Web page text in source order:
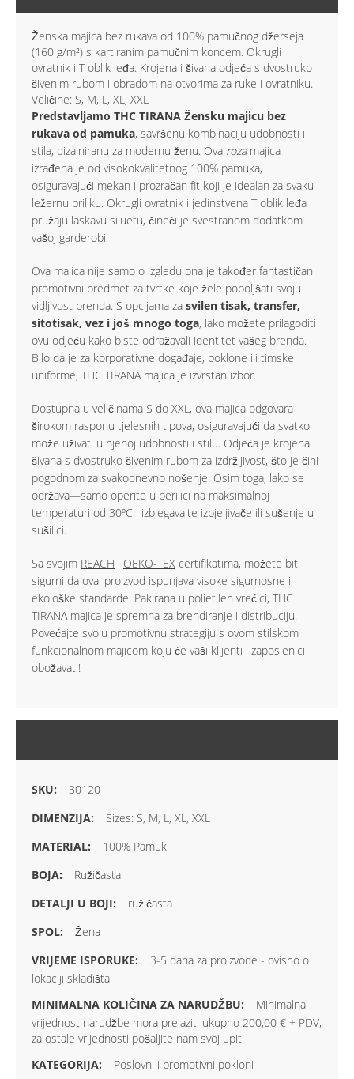
Ženska majica bez rukava od 100% pamučnog džerseja
(160 g/m²) s kartiranim pamučnim koncem. Okrugli
ovratnik i T oblik leđa. Krojena i šivana odjeća s dvostruko
šivenim rubom i obradom na otvorima za ruke i ovratniku.
Veličine: S, M, L, XL, XXL
Predstavljamo THC TIRANA Žensku majicu bez
rukava od pamuka, savršenu kombinaciju udobnosti i
stila, dizajniranu za modernu ženu. Ova rozamajica
izrađena je od visokokvalitetnog 100% pamuka,
osiguravajući mekan i prozračan fit koji je idealan za svaku
ležernu priliku. Okrugli ovratnik i jedinstvena T oblik leđa
pružaju laskavu siluetu, čineći je svestranom dodatkom
vašoj garderobi.
Ova majica nije samo o izgledu ona je također fantastičan
promotivni predmet za tvrtke koje žele poboljšati svoju
vidljivost brenda. S opcijama za svilen tisak, transfer,
sitotisak, vez i još mnogo toga, lako možete prilagoditi
ovu odjeću kako biste odražavali identitet vašeg brenda.
Bilo da je za korporativne događaje, poklone ili timske
uniforme, THC TIRANA majica je izvrstan izbor.
Dostupna u veličinama S do XXL, ova majica odgovara
širokom rasponu tjelesnih tipova, osiguravajući da svatko
može uživati u njenoj udobnosti i stilu. Odjeća je krojena i
šivana s dvostruko šivenim rubom za izdržljivost, što je čini
pogodnom za svakodnevno nošenje. Osim toga, lako se
održava—samo operite u perilici na maksimalnoj
temperaturi od 30ºC i izbjegavajte izbjeljivače ili sušenje u
sušilici.
Sa svojim REACH i OEKO-TEX certifikatima, možete biti
sigurni da ovaj proizvod ispunjava visoke sigurnosne i
ekološke standarde. Pakirana u polietilen vrećici, THC
TIRANA majica je spremna za brendiranje i distribuciju.
Povećajte svoju promotivnu strategiju s ovom stilskom i
funkcionalnom majicom koju će vaši klijenti i zaposlenici
obožavati!
30120
Sizes: S, M, L, XL, XXL
100% Pamuk
Ružičasta
ružičasta
Žena
3-5 dana za proizvode - ovisno o
lokaciji skladišta
Minimalna
vrijednost narudžbe mora prelaziti ukupno 200,00 € + PDV,
za ostale vrijednosti pošaljite nam svoj upit
Poslovni i promotivni pokloni